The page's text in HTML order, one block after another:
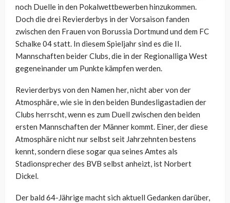
noch Duelle in den Pokalwettbewerben hinzukommen.
Doch die drei Revierderbys in der Vorsaison fanden
zwischen den Frauen von Borussia Dortmund und dem FC
Schalke 04 statt. In diesem Spieljahr sind es die II.
Mannschaften beider Clubs, die in der Regionalliga West
gegeneinander um Punkte kämpfen werden.
Revierderbys von den Namen her, nicht aber von der
Atmosphäre, wie sie in den beiden Bundesligastadien der
Clubs herrscht, wenn es zum Duell zwischen den beiden
ersten Mannschaften der Männer kommt. Einer, der diese
Atmosphäre nicht nur selbst seit Jahrzehnten bestens
kennt, sondern diese sogar qua seines Amtes als
Stadionsprecher des BVB selbst anheizt, ist Norbert
Dickel.
Der bald 64-Jährige macht sich aktuell Gedanken darüber,